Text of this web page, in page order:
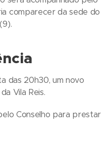
comparecer da sede do
das 20h30, um novo
Vila Reis.
Conselho para prestar